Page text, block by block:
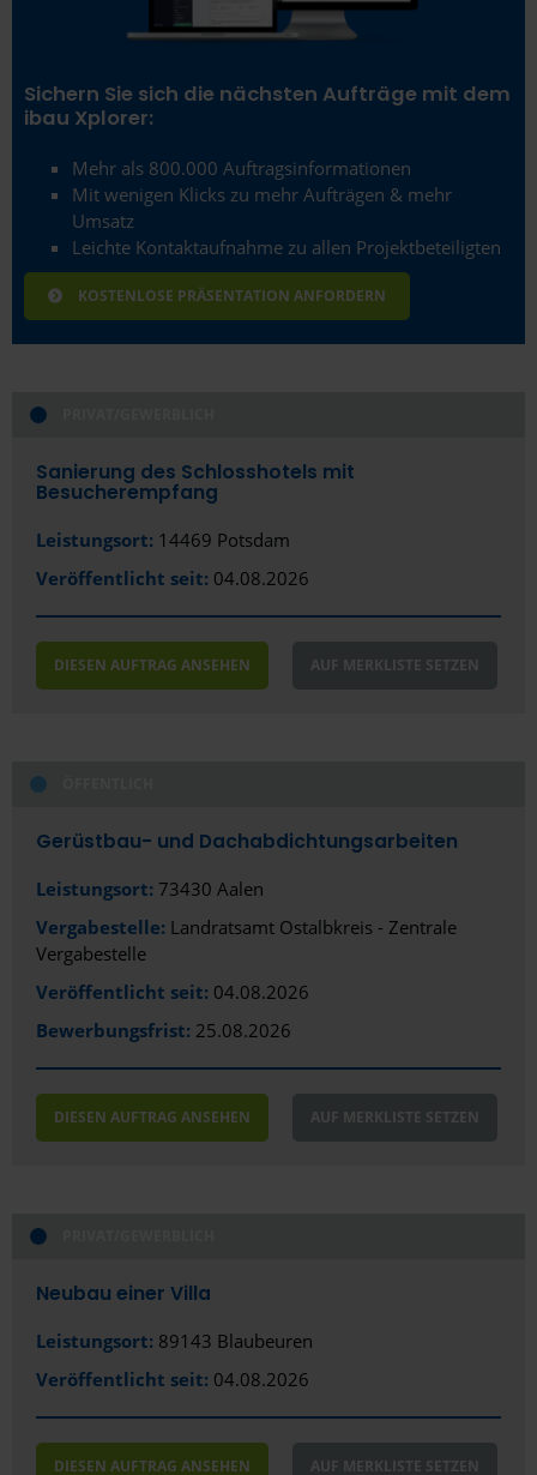
Essen
Esslingen am Neckar
Ettlingen
Euskirchen
Flensburg
Frankfurt (Oder)
Freiburg im Breisgau
Fürth
Gelsenkirchen
Gotha
Göttingen
Greifswald
Gütersloh
Hagen
Halle (Saale)
Hamburg
Hanau
Hannover
Heidelberg
Heilbronn
Sichern Sie sich die nächsten Aufträge mit dem
ibau Xplorer:
Mehr als 800.000 Auftragsinformationen
Mit wenigen Klicks zu mehr Aufträgen & mehr
Umsatz
Leichte Kontaktaufnahme zu allen Projektbeteiligten
KOSTENLOSE PRÄSENTATION ANFORDERN
Sanierung des Schlosshotels mit
Besucherempfang
Leistungsort: 14469 Potsdam
Veröffentlicht seit: 04.08.2026
DIESEN AUFTRAG ANSEHEN AUF MERKLISTE SETZEN
Gerüstbau- und Dachabdichtungsarbeiten
Leistungsort: 73430 Aalen
Vergabestelle: Landratsamt Ostalbkreis - Zentrale
Vergabestelle
Veröffentlicht seit: 04.08.2026
Bewerbungsfrist: 25.08.2026
DIESEN AUFTRAG ANSEHEN AUF MERKLISTE SETZEN
Neubau einer Villa
Leistungsort: 89143 Blaubeuren
Veröffentlicht seit: 04.08.2026
DIESEN AUFTRAG ANSEHEN AUF MERKLISTE SETZEN